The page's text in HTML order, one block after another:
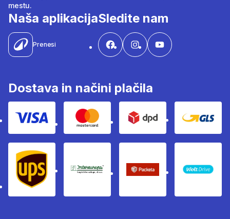
mestu.
Naša aplikacija
Prenesi
Sledite nam
Dostava in načini plačila
Visa Mastercard Dpd Gls
Ups Intereuropa Packeta Sledenje
WOLT